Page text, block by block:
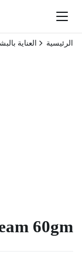
الرئيسية العناية
60gm